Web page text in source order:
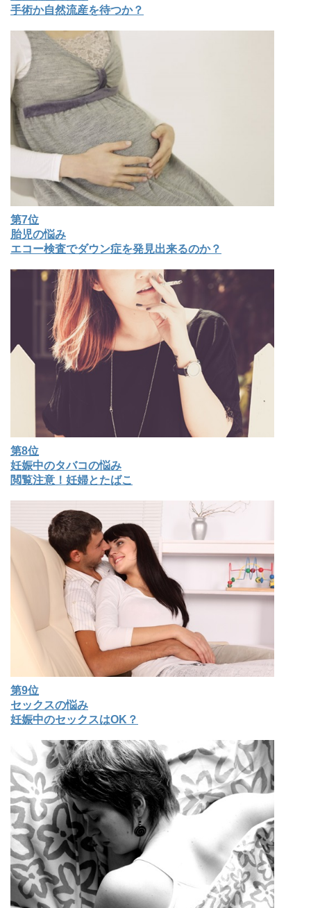
手術か自然流産を待つか？
第7位
胎児の悩み
エコー検査でダウン症を発見出来るのか？
第8位
妊娠中のタバコの悩み
閲覧注意！妊婦とたばこ
第9位
セックスの悩み
妊娠中のセックスはOK？